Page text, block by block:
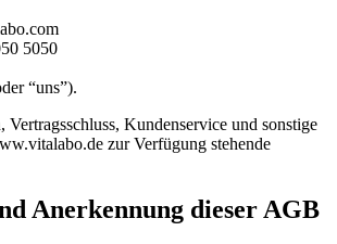
5050
“uns”).
Kundenservice und sonstige
zur Verfügung stehende
Anerkennung dieser AGB